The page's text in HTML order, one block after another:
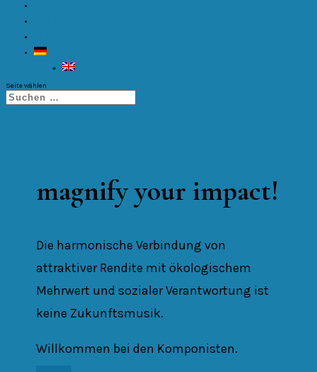
Seite wählen
magnify your impact!
Die harmonische Verbindung von
attraktiver Rendite mit ökologischem
Mehrwert und sozialer Verantwortung ist
keine Zukunftsmusik.
Willkommen bei den Komponisten.